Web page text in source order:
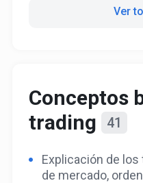
Ver
Conceptos
trading
41
Explicación de
de mercado,